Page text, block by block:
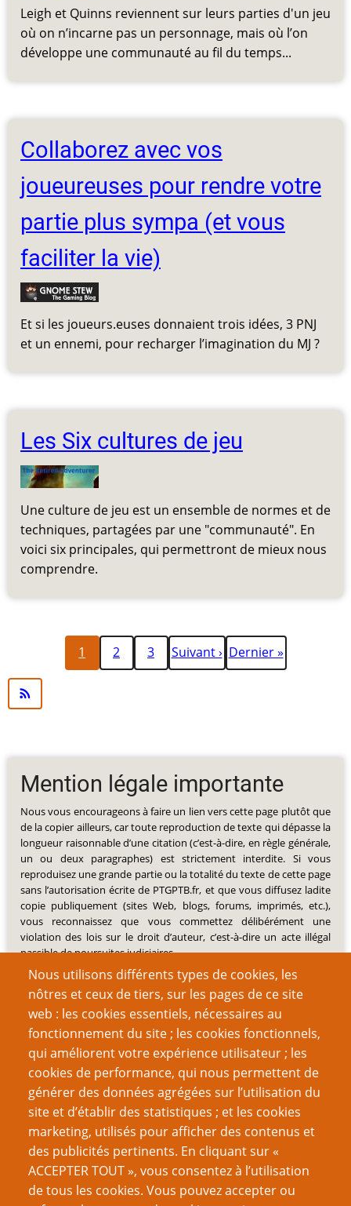
Leigh et Quinns reviennent sur leurs parties d'un jeu
où on n’incarne pas un personnage, mais où l’on
développe une communauté au fil du temps...
Collaborez avec vos
joueureuses pour rendre votre
partie plus sympa (et vous
faciliter la vie)
Et si les joueurs.euses donnaient trois idées, 3 PNJ
et un ennemi, pour recharger l’imagination du MJ ?
Les Six cultures de jeu
Une culture de jeu est un ensemble de normes et de
techniques, partagées par une "communauté". En
voici six principales, qui permettront de mieux nous
comprendre.
PaginationPage
courante
1 Page
2 Page
3
Page
suivante
Suivant › Dernière
page
Dernier »
Nous utilisons différents types de cookies, les
nôtres et ceux de tiers, sur les pages de ce site
web : les cookies essentiels, nécessaires au
fonctionnement du site ; les cookies fonctionnels,
qui améliorent votre expérience utilisateur ; les
cookies de performance, qui nous permettent de
générer des données agrégées sur l’utilisation du
site et d’établir des statistiques ; et les cookies
marketing, utilisés pour afficher des contenus et
des publicités pertinents. En cliquant sur «
ACCEPTER TOUT », vous consentez à l’utilisation
de tous les cookies. Vous pouvez accepter ou
Mention légale importante
Nous vous encourageons à faire un lien vers cette page plutôt que
de la copier ailleurs, car toute reproduction de texte qui dépasse la
longueur raisonnable d’une citation (c’est-à-dire, en règle générale,
un ou deux paragraphes) est strictement interdite. Si vous
reproduisez une grande partie ou la totalité du texte de cette page
sans l’autorisation écrite de PTGPTB.fr, et que vous diffusez ladite
copie publiquement (sites Web, blogs, forums, imprimés, etc.),
vous reconnaissez que vous commettez délibérément une
violation des lois sur le droit d’auteur, c’est-à-dire un acte illégal
passible de poursuites judiciaires.
Recherche
Nom d'utilisateur
Mot de passe